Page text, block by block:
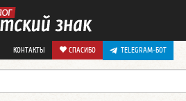
КОНТАКТЫ СПАСИБО TELEGRAM-БОТ